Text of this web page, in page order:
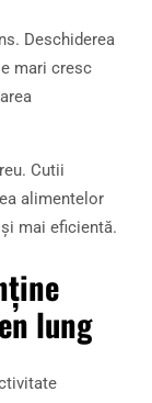
Deschiderea
mari cresc
Cutii
alimentelor
mai eficientă.
lung